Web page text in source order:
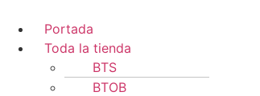
Portada
Toda la tienda
BTS
BTOB